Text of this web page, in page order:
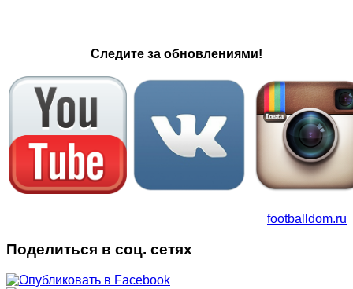
Следите за обновлениями!
footballdom.ru
Поделиться в соц. сетях